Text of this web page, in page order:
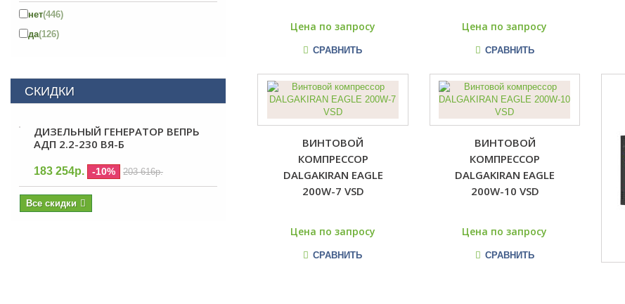
нет(446)
да(126)
СКИДКИ
ДИЗЕЛЬНЫЙ ГЕНЕРАТОР ВЕПРЬ
АДП 2.2-230 ВЯ-Б
183 254р. -10% 203 616р.
Все скидки
Цена по запросу
СРАВНИТЬ
Цена по запросу
СРАВНИТЬ
ВИНТОВОЙ
КОМПРЕССОР
DALGAKIRAN EAGLE
200W-7 VSD
Цена по запросу
СРАВНИТЬ
ВИНТОВОЙ
КОМПРЕССОР
DALGAKIRAN EAGLE
200W-10 VSD
Цена по запросу
СРАВНИТЬ